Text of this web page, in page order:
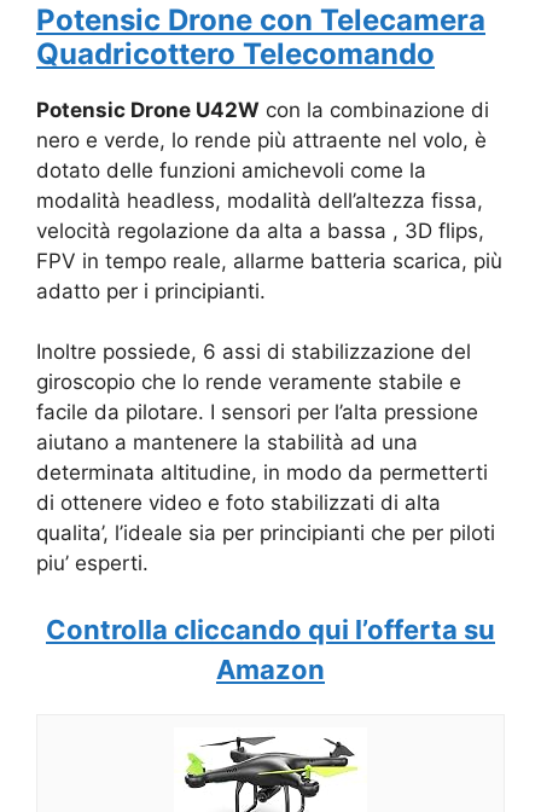
Potensic Drone con Telecamera
Quadricottero Telecomando
Potensic Drone U42W con la combinazione di
nero e verde, lo rende più attraente nel volo, è
dotato delle funzioni amichevoli come la
modalità headless, modalità dell’altezza fissa,
velocità regolazione da alta a bassa , 3D flips,
FPV in tempo reale, allarme batteria scarica, più
adatto per i principianti.
Inoltre possiede, 6 assi di stabilizzazione del
giroscopio che lo rende veramente stabile e
facile da pilotare. I sensori per l’alta pressione
aiutano a mantenere la stabilità ad una
determinata altitudine, in modo da permetterti
di ottenere video e foto stabilizzati di alta
qualita’, l’ideale sia per principianti che per piloti
piu’ esperti.
Controlla cliccando qui l’offerta su
Amazon